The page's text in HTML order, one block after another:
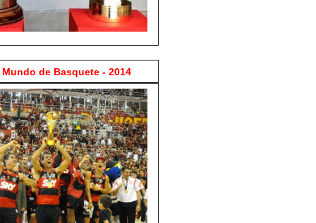
de Basquete - 2014